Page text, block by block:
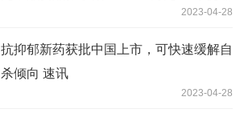
2023-04-28
抗抑郁新药获批中国上市，可快速缓解自
杀倾向 速讯
2023-04-28